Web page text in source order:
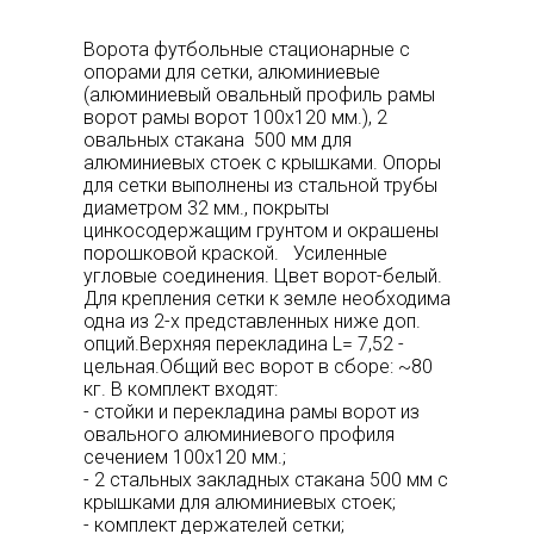
Ворота футбольные стационарные с
опорами для сетки, алюминиевые
(алюминиевый овальный профиль рамы
ворот рамы ворот 100х120 мм.), 2
овальных стакана 500 мм для
алюминиевых стоек с крышками. Опоры
для сетки выполнены из стальной трубы
диаметром 32 мм., покрыты
цинкосодержащим грунтом и окрашены
порошковой краской. Усиленные
угловые соединения. Цвет ворот-белый.
Для крепления сетки к земле необходима
одна из 2-х представленных ниже доп.
опций.Верхняя перекладина L= 7,52 -
цельная.Общий вес ворот в сборе: ~80
кг. В комплект входят:
- стойки и перекладина рамы ворот из
овального алюминиевого профиля
сечением 100х120 мм.;
- 2 стальных закладных стакана 500 мм с
крышками для алюминиевых стоек;
- комплект держателей сетки;